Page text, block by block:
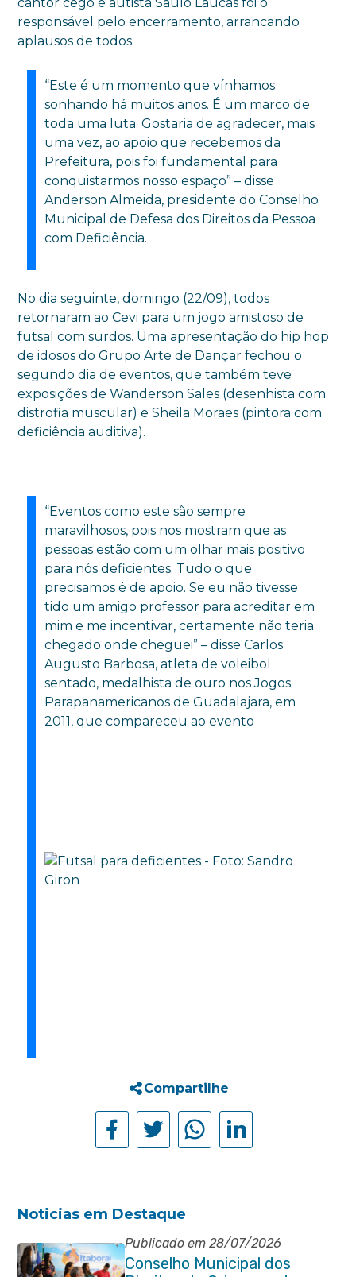
responsável pelo encerramento, arrancando
aplausos de todos.
“Este é um momento que vínhamos
sonhando há muitos anos. É um marco de
toda uma luta. Gostaria de agradecer, mais
uma vez, ao apoio que recebemos da
Prefeitura, pois foi fundamental para
conquistarmos nosso espaço” – disse
Anderson Almeida, presidente do Conselho
Municipal de Defesa dos Direitos da Pessoa
com Deficiência.
No dia seguinte, domingo (22/09), todos
retornaram ao Cevi para um jogo amistoso de
futsal com surdos. Uma apresentação do hip hop
de idosos do Grupo Arte de Dançar fechou o
segundo dia de eventos, que também teve
exposições de Wanderson Sales (desenhista com
distrofia muscular) e Sheila Moraes (pintora com
deficiência auditiva).
“Eventos como este são sempre
maravilhosos, pois nos mostram que as
pessoas estão com um olhar mais positivo
para nós deficientes. Tudo o que
precisamos é de apoio. Se eu não tivesse
tido um amigo professor para acreditar em
mim e me incentivar, certamente não teria
chegado onde cheguei” – disse Carlos
Augusto Barbosa, atleta de voleibol
sentado, medalhista de ouro nos Jogos
Parapanamericanos de Guadalajara, em
2011, que compareceu ao evento
Compartilhe
Noticias em Destaque
Publicado em 28/07/2026
Conselho Municipal dos